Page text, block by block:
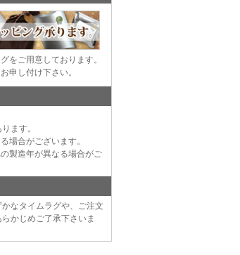
をご用意しております。
申し付け下さい。
ます。
場合がございます。
製造年が異なる場合がご
なタイムラグや、ご注文
かじめご了承下さいま